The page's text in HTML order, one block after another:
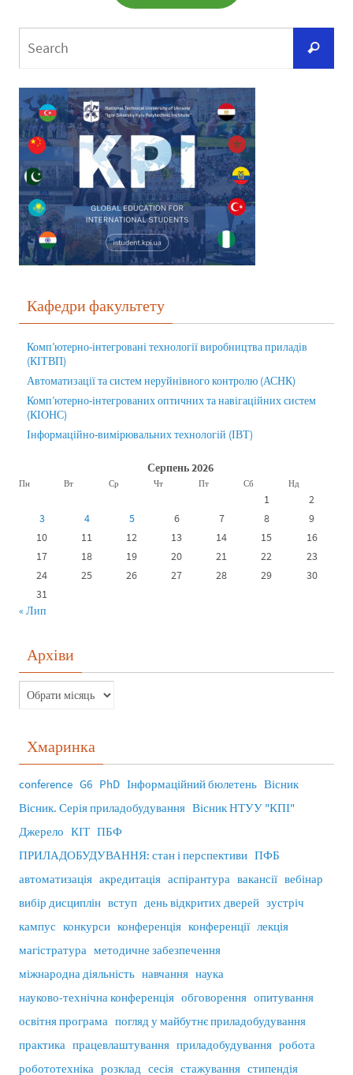
Кафедри факультету
Комп’ютерно-інтегровані технології виробництва приладів
(КІТВП)
Автоматизації та систем неруйнівного контролю (АСНК)
Комп’ютерно-інтегрованих оптичних та навігаційних систем
(КІОНС)
Інформаційно-вимірювальних технологій (ІВТ)
Серпень 2026
Пн Вт Ср Чт Пт Сб Нд
1
2
3
4 5 6 7 8
9
10
11 12 13 14 15
16
17
18 19 20 21 22
23
24
25 26 27 28 29
30
31
« Лип
Архіви
Хмаринка
conference G6 PhD Інформаційний бюлетень Вісник
Вісник. Серія приладобудування Вісник НТУУ "КПІ"
Джерело КІТ ПБФ
ПРИЛАДОБУДУВАННЯ: стан і перспективи ПФБ
автоматизація акредитація аспірантура вакансії вебінар
вибір дисциплін вступ день відкритих дверей зустріч
кампус конкурси конференція конференції лекція
магістратура методичне забезпечення
міжнародна діяльність навчання наука
науково-технічна конференція обговорення опитування
освітня програма погляд у майбутнє приладобудування
практика працевлаштування приладобудування робота
робототехніка розклад сесія стажування стипендія